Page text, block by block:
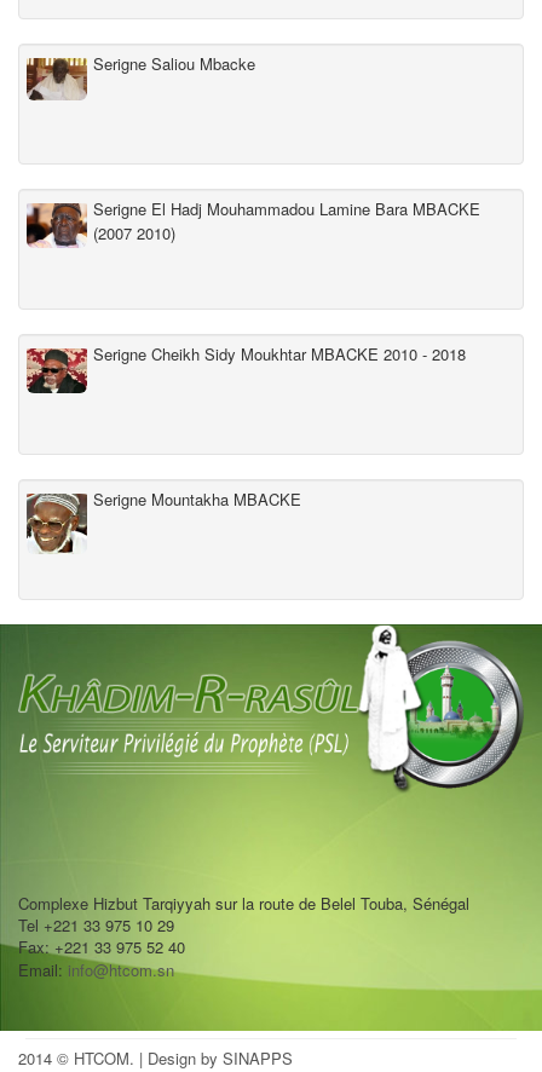
Serigne Saliou Mbacke
Serigne El Hadj Mouhammadou Lamine Bara MBACKE
(2007 2010)
Serigne Cheikh Sidy Moukhtar MBACKE 2010 - 2018
Serigne Mountakha MBACKE
Complexe Hizbut Tarqiyyah sur la route de Belel Touba, Sénégal
Tel +221 33 975 10 29
Fax: +221 33 975 52 40
Email: info@htcom.sn
2014 © HTCOM. | Design by SINAPPS